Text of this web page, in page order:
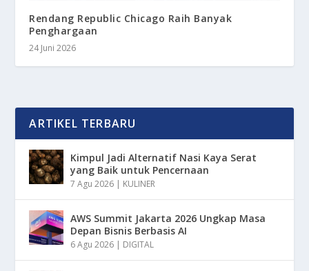
Rendang Republic Chicago Raih Banyak
Penghargaan
24 Juni 2026
ARTIKEL TERBARU
Kimpul Jadi Alternatif Nasi Kaya Serat
yang Baik untuk Pencernaan
7 Agu 2026 | KULINER
AWS Summit Jakarta 2026 Ungkap Masa
Depan Bisnis Berbasis AI
6 Agu 2026 | DIGITAL